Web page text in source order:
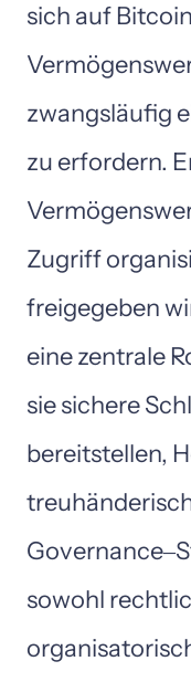
sich auf Bitcoin
zwangsläufig
zu erfordern.
Zugriff
freigegeben
eine zentrale
sie sichere
bereitstellen,
Governance‒
sowohl